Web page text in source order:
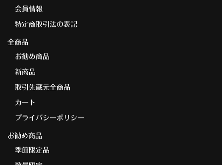
会員情報
特定商取引法の表記
全商品
お勧め商品
新商品
取引先蔵元全商品
カート
プライバシーポリシー
お勧め商品
季節限定品